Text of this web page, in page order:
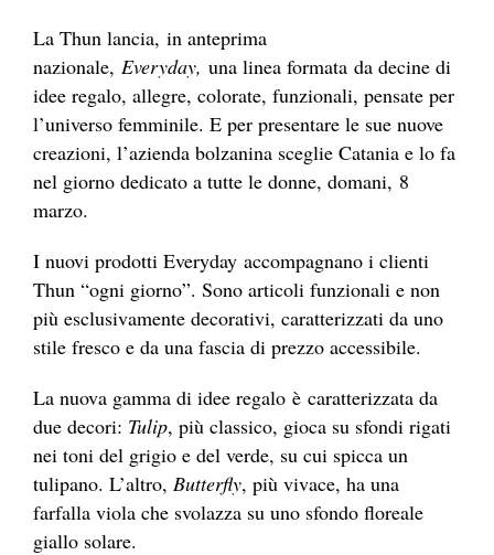
La Thun lancia, in anteprima
nazionale, Everyday, una linea formata da decine di
idee regalo, allegre, colorate, funzionali, pensate per
l’universo femminile. E per presentare le sue nuove
creazioni, l’azienda bolzanina sceglie Catania e lo fa
nel giorno dedicato a tutte le donne, domani, 8
marzo.
I nuovi prodotti Everyday accompagnano i clienti
Thun “ogni giorno”. Sono articoli funzionali e non
più esclusivamente decorativi, caratterizzati da uno
stile fresco e da una fascia di prezzo accessibile.
La nuova gamma di idee regalo è caratterizzata da
due decori: Tulip, più classico, gioca su sfondi rigati
nei toni del grigio e del verde, su cui spicca un
tulipano. L’altro, Butterfly, più vivace, ha una
farfalla viola che svolazza su uno sfondo floreale
giallo solare.